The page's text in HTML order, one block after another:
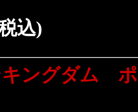
込)
キングダム